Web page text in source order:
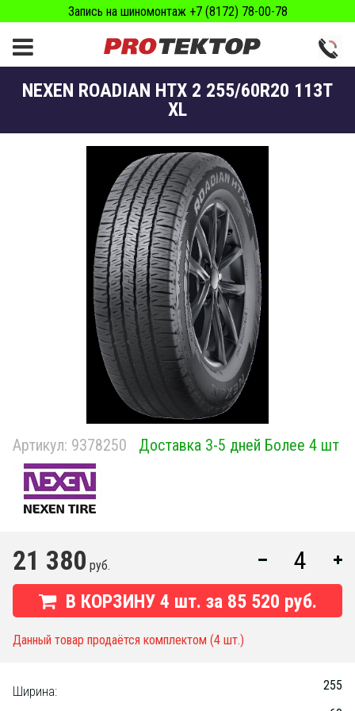
Запись на шиномонтаж +7 (8172) 78-00-78
NEXEN ROADIAN HTX 2 255/60R20 113T
XL
Артикул: 9378250 Доставка 3-5 дней Более 4 шт
21 380 руб.
В КОРЗИНУ 4 шт. за 85 520 руб.
Данный товар продаётся комплектом (4 шт.)
Ширина:
255